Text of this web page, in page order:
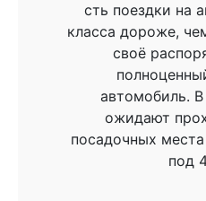
сть поездки на
класса дороже,
своё
автомобиль. В
ожидают
посадочных
под